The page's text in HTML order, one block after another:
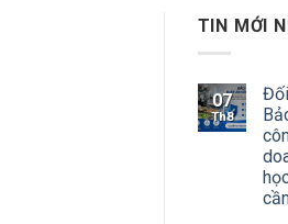
TIN MỚI
07
Th8